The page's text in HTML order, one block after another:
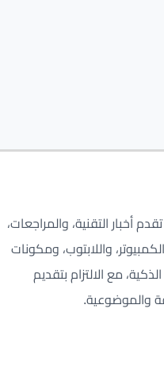
أخبار التقنية، والمراجعات،
واللابتوب، ومكونات
مع الالتزام بتقديم
والموضوعية.